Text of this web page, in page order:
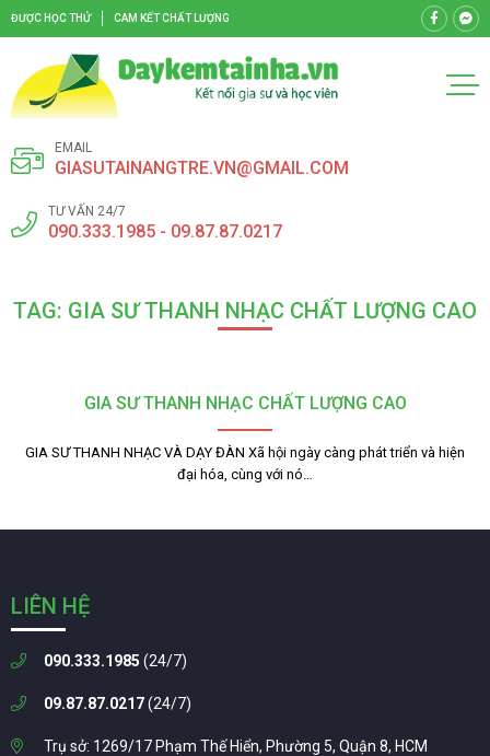
ĐƯỢC HỌC THỬ CAM KẾT CHẤT LƯỢNG
EMAIL
GIASUTAINANGTRE.VN@GMAIL.COM
TƯ VẤN 24/7
090.333.1985 - 09.87.87.0217
TAG: GIA SƯ THANH NHẠC CHẤT LƯỢNG CAO
GIA SƯ THANH NHẠC CHẤT LƯỢNG CAO
GIA SƯ THANH NHẠC VÀ DẠY ĐÀN Xã hội ngày càng phát triển và hiện
đại hóa, cùng với nó…
LIÊN HỆ
090.333.1985 (24/7)
09.87.87.0217(24/7)
Trụ sở: 1269/17 Phạm Thế Hiển, Phường 5, Quận 8, HCM